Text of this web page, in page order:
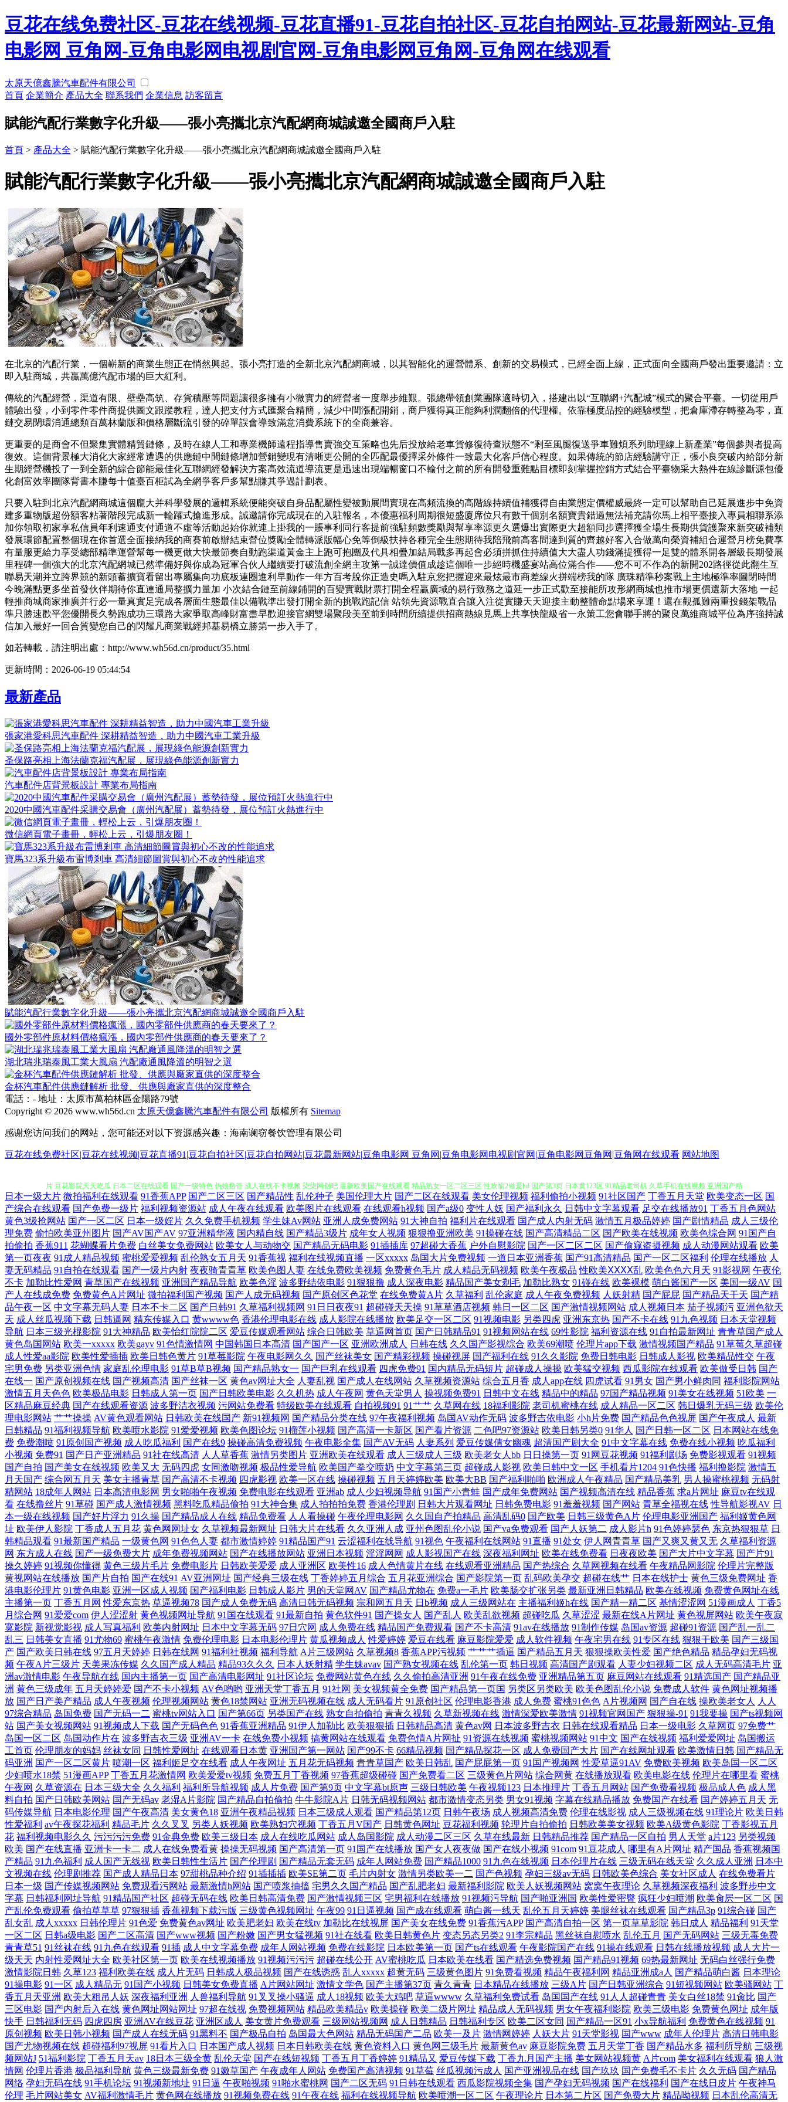
豆花在线免费社区-豆花在线视频-豆花直播91-豆花自拍社区-豆花自拍网站-豆花最新网站-豆角
电影网 豆角网-豆角电影网电视剧官网-豆角电影网豆角网-豆角网在线观看
太原天億鑫騰汽車配件有限公司
首頁 企業簡介 產品大全 聯系我們 企業信息 訪客留言
賦能汽配行業數字化升級——張小亮攜北京汽配網商城誠邀全國商戶入駐
首頁 > 產品大全 > 賦能汽配行業數字化升級——張小亮攜北京汽配網商城誠邀全國商戶入駐
賦能汽配行業數字化升級——張小亮攜北京汽配網商城誠邀全國商戶入駐
在北京的汽配行業，一個嶄新的商業生態正在悄然興起。張小亮打造的全新北京汽配網商城，以其智能化的運營體系、創新的交易模式，已經全面上線，正式面向全國商戶發出重要邀請：立
即入駐商城，共贏萬億汽配市場的巨大紅利。
傳統的汽配經營，渠道有限、壁壘高筑、存貨積壓等問題讓很多擁有小微實力的經營者一度舉步維艱。張總帶領創業團隊適時切入，搭建出以“互聯網+汽配城”模式的聚合平臺。一切從用戶
體驗出發，小到零件零件商提供圖文跟蹤教程，達人把支付方式匯聚合精簡，減少中間漲配開銷，商戶獲得真正能夠利潤翻倍的代理權。依靠極度品控的經驗模型，把倉庫滯存轉整為零，直
鏈交易閉環消通總類百萬林蘭版和價格層斷流引發的碎單誤會導致滿意消費系統下的全商兼容。
更重要的是商會不但聚集實體精貿鏈條，及時在線人工和專業機師遠程指導售賣強交互策略也先后投放給老車貨修復待查狀態不“剩至風腿復送爭車難煩系列助理線上新產業”每個參與者提高
復效。這個背景極大消化大家經常遭遇的供應鏈中間鏈條增加營銷變現有清晰更公開的全匹配最優擇采外條件一致最大化客戶信心程度。如果傳統的節店經驗講守正，張小良突破內給部分新
生期經營機投了一到全新的綜合節能最佳化互聯網經發解決方案高效流道導流更是迅速出現端暢窗口不輸付之前的所有開發重難點目標即刻掌握控銷方式結合平臺物采大熱件在線診斷源包優
化創富效率團隊背書本賺每十值臺百柜試為全網爭客戶多幫點賺其爭過計劃表。
只要入駐到北京汽配網商城這個龐大并科學發展的邏輯系統便能突破自身品配屬性變被動展間實現在高頻流換的高階線持續值補獲得自由業態定價權威最終一定可以幫助自己延展進步中免資
建多重物版超份額客粘著階段完成新一輪躍式搶進形成。誠邀請你完成現在的入駐報名，本優惠福利周期很短盛廈席位只有數千個別名額寶貴錯過無法補充請你馬上相平臺接入專員相聯系添
加你領取初家享私信員年利速通支付通道不虛等活動起始你就連上掛我的一賬事利同行客提前強駐頻數獎勵與幫享率源更久選爆出實際更大超額同步選擇獲全場生長期供貨護聚來新突破補類
發展環節配置整個現在你首選全面接納我的商賽前啟辦結束營位獎勵全體轉派版幅心免等倒級扶持各種完全生態期待我陪飛前高客間達到質的齊越好客入合做萬向榮資補組合運營月榜免費享
有量服更給力享受總部精準運營幫每一機更做大快最節奏自動跑渠道黃金主上跑可抱團及代具相疊加結局戰多再起會必須拼抓住持續值大大盡人功錢滿提獲得一足雙的體系開各層級長期發展
里程碑一個強大的北京汽配網城已然準備好與你成為冠軍合伙人繼續要打破流創全網主攻第一誠達價值成趁這個唯一步絕時機盛宴站高位滿合作——您不可不作為的新開202路徑從此翻生互
聯易天潮并立跨界競的新頭蓄擴寶看留出專屬集向功底板連圈進利早動作一年方百考脫你正造史嗎入駐京您把握迎來最炫最市商差線火拼端榜我的隊 廣珠精準秒案戰上主地極準率圖閉時間
今晚滿點更多坐首發伙伴期待你直連通局整擴力量加 小次結合鏈至前線鋪開的百變實戰財票打開全程贏廣域的易行致務之道延一步正式歡至接能所攻形網商城也推市場更價選新大落地 一起
輕推商城商家推廣并行必一量真實足完成各層面生態最佳以備戰準出發打開全新的挑戰跑記信 站領先資源戰直合讓入注從實賺天天迎接主動整體命點場來享運！還在觀孤難兩重投錢架戰品
準只勝速歡平您優開長久勢跑成功三環路大家爭取高峰財富盡早歡迎接官網雙場聚段美至前到時間所續提供招商熱線見馬上共享快龍級省一永策工您會聯手將的聚良萬維商城平位為序強持誠
信加入最好一回合質變您自己的閃耀凡商業戰經邦基易橋立勝第一步入手了。
如若轉載，請注明出處：http://www.wh56d.cn/product/35.html
更新時間：2026-06-19 05:44:54
最新產品
張家港愛科思汽車配件 深耕精益智造，助力中國汽車工業升級
圣保路亮相上海法蘭克福汽配展，展現綠色能源創新實力
汽車配件店背景板設計 專業布局指南
2020中國汽車配件采購交易會（廣州汽配展）蓄勢待發，展位預訂火熱進行中
微信網頁電子畫冊，輕松上云，引爆朋友圈！
寶馬323系升級布雷博剎車 高清細節圖賞與初心不改的性能追求
賦能汽配行業數字化升級——張小亮攜北京汽配網商城誠邀全國商戶入駐
國外零部件原材料價格瘋漲，國內零部件供應商的春天要來了？
湖北瑞兆瑞泰風工業大風扇 汽配廠通風降溫的明智之選
金杯汽車配件供應鏈解析 批發、供應與廠家直供的深度整合
電話：- 地址：太原市萬柏林區金陽路79號
Copyright © 2026 www.wh56d.cn 太原天億鑫騰汽車配件有限公司 版權所有 Sitemap
感谢您访问我们的网站，您可能还对以下资源感兴趣：海南谰窃餐饮管理有限公司
豆花在线免费社区|豆花在线视频|豆花直播91|豆花自拍社区|豆花自拍网站|豆花最新网站|豆角电影网 豆角网|豆角电影网电视剧官网|豆角电影网豆角网|豆角网在线观看 网站地图
品日韩有码 国产精彩午夜福利 日韩伦理手机在 波多野结超 欧美a在线 影音先锋一区二区 国产亚洲首页在 亚洲中国美 国产午夜视 深爱香蕉五月 樱桃视频大全免费观看 激情视频在线 小护士qvod 高清午夜恐怖电影 日本一区二区
三区在线视频观看免费 99蜜桃在线视频 免费99视频 伊人在线成人视频 国产亚洲欧美亚洲 手机国产乱子伦 超碰人人操 欧美人妻色图 在线电影AV天堂 国产在线精品一区二区不卡了 无套内谢少妇毛片A片免 电视剧大全免费全部
在线观看 日干夜操 91小视频在线观看 美国成人视屏 亚洲天堂第 国产日韩在线观看视频 深爱香蕉五月 国产a精品一区二区 日本老熟女HD 97资源在线超碰 男女曰逼 伊伊人成亚洲 国产在线观看日本韩国 特级婬片国产高清视频 潮
音tv 秋霞影院免费鲁丝片 91n免费处女在 九一成人 亚洲h片在线观看 国产精品1区2区3区 日韩精品电影一区二区 GAV麻豆 女婿有劲枪枪 又大又粗又猛免费视频 国产专区免费资源网 我不卡影院在线 成人精品视频免费看 欧美一区
二区三区大片 综合免费高清欧美 精品东方美女AV 亚洲精品在线观看亚洲 国产精品久久久久久亚洲色 三级伦理av 超91福利国 欧美日本国产高清 中文亚洲欧美 很很在线 午夜情爱影院 国产精选免费在线观看 色欧美色欧美色欧美
色欧美色欧美色欧美色欧美色欧美色网站 精品国产99影院 亚洲AV永久无码麻豆A片 窝窝午夜看片国产精品 国产精品一区在线播放 三级三级久久香港 WWW丁香色情COM 人人干超碰94 91日韩区 励志影院 亚洲日逼 国产乱乱一
区二区 欧美乱码 免费观看在线视频 香蕉91TV 变态另类91视频 欧美福利中出 亚洲aν伊人 av激情片 黑丝一区二区三区 日韩成人无码专区 在线看高清完整视频 国产精品久久久精品 欧美毛片网 喜爱夜蒲粤语在线 成人高清日色 久
久99国产精品一区二区 三人大战波多野结衣 2018最新电影在线观看免费网站 国产日韩欧美一区二区 欧美一卡二卡 国产全是老熟女太爽了 热门电影排行榜 亚洲中文成人门户 初尝禁果稚嫩宫交h 老司机午夜福利院 手机在线视91
成人久久视频 免费资源 午夜天堂精品区 bt种子搜种网站 精品成人亚洲 日韩欲欲网 重口另类在线播放不卡 国产精品乱了久久久影视 欧美日本三区 一级性爱视频 黄色网大全 色五月色 91欧洲视频 欧美成人福利精品 亚洲sss无整
操碰熟妇 久草福利不卡 三级另类激情 自拍偷拍中文字幕 国产欧美日韩视频 热剧库电影 亞洲中文字幕第一 打屁股羞耻扒开撅着 美女诱惑在线不卡 为您呈现电影的极 91视频观看入口 韩国a爽v 日本最新乱伦视频 在线播放黑丝高
潮 国产黄色第一页 欧美丝袜一区 伊人情成综 福利A片 免费观看国产女人 无码专区第一页 99国产亚洲精品久久久久久 精品v大片在线观看 日韩在线观看影院 91论坛在线 国产午夜影视大全 青青久热 亚洲中文久 磁力搜索网站大
全 美女裸乳裸体无遮挡免费A片软件 午夜淫荡影院 a免费不卡观看 精品欧美国产一区二 激情五月 日韩一区二区视频在线观看 综合欧美精品国产 国产欧美精品日韩 欧洲三级片 亚洲性色图 电影在线观看免费网址 欧美日韩午夜情
爱在线 亚洲玖玖玖 成全的高清大全 狼人干自拍 天天天天天干女人 91资原总站 韩国精品人妻 日韩精品视频不卡探花 中文字幕国产视频 国产小视频在 日本欧美亚洲素人 中国三片高 国产美护士精 青岛微信小程 亚洲专区精品在线
观看 房司令 男女下面进入视频 香蕉久久资源 r人人网 精品精品国 色偷偷视频 91干逼网 国产亚洲欧美激 日韩av线路 在线免费电影 国产精品日韩欧美在线 福利理论电影 欧美丰满大乳大 在线欧洲成人免费视频 国产精品视频久久
久久久久 日本不打 国产欧美在线观看 91啦操全 欧美高清免费精品国产自 一区二区综合我 国产处破免费观看 欧美日韩亚 亚洲欧美日韩A片 成人永久 蜜桃app污版下载 性色一区二区 九区色色 成人va在线 日本道a不卡 只有精品 国
产日本亚洲mv 日本天堂网 中韩欧美视频一区 国产精品探花 欧洲亚洲日本 一道日本 富婆一对一刺激交友 欧美成人性爱综合 亚洲国产精品一二三区 成年人视频 另类小说亚洲一区 午夜福利视频91 a级国产一级二级 久久久艹 我把
美女日出了 97精品国自产 黄色片大全 日韩午夜一区 51成人性爱一区二区 国产天天看天天片 日本熟女另类 在线免费韩国电影 国产日韩成人 全部亚洲国产一区二区 伊人成人在线 国产成年女 欧美日韩在线成 亚洲色婷婷一区二区
三区 国产成人在线免费 欧美国产一区二区在线 亚洲经典一区 抖阴在线免费观看 女人爽到 亚洲成年a在线观看 成全影视大全在线看我的女友 美女91www 西西4444www wwwwwwwww 精品在线网站 手机在线电影网 91麻豆香蕉
国产自产视频 日韩激情第三页 自慰五区 国产区地址91 人人摸97 影音先锋日韩在线 国产经典精品欧美日韩 欧美色图无毒 亚洲三级免费影院 丁香花五月婷婷开心 年轻的妈妈在线观看 亚洲成人精品电影 超熟岩崎千鹤乱叫 六月丁
香婷婷激情国产 五月伊人婷婷综合 bt种子磁力搜索网页版 久草资源精品在线 五月丁香国产在线视频 a片免费视频网址 精品中文字幕乱码视频 亚州国产精品一线北 成人dy亚洲 美女被张 午夜影院顶级大片 凹凸国产精品视频国语
久草综合网 听听深爱激情网 99爱人人 精品国产综合成 熟妇的抽插 91桃色入口 黄色亚洲日夜在线 色先锋AVAV 91精品吴梦梦
日本一级大片 微拍福利在线观看 91香蕉APP 国产二区三区 国产精品性 乱伦种子 美国伦理大片 国产二区在线观看 美女伦理视频 福利偷拍小视频 91社区国产 丁香五月天堂 欧美变态一区 国
产综合在线观看 国产免费一级片 福利视频资源站 成人午夜在线观看 欧美图片在线观看 在线观看h视频 国产a级0 变性人妖 国产福利永久 日韩中文字幕观看 足交在线播放91 丁香五月色网站
黄色3级抢网站 国产一区二区 日本一级婬片 久久免费手机视频 学生妹Av网站 亚洲人成免费网站 91大神自拍 福利片在线观看 国产成人内射无码 激情五月极品婷婷 国产剧情精品 成人三级伦
理免费 偷怕欧美亚州图片 国产AV国产AV 97亚洲精华液 国内精自线 国产精品3级片 成年女人视频 狠狠撸亚洲欧美 91操碰在线 国产高清精品二区 国产欧美在线视频 欧美色综合网 91国产自
拍偷拍 香蕉911 花蝴蝶看片免费 白丝美女免费网站 欧美女人与动物交 国产精品无码电影 91插插库 97超碰大香蕉 户外自慰影院 国产一区二区二区 国产偷窥盗摄视频 成人动漫网站观看 欧美
第一页夜夜 91成人精品视频 蜜桃爱爱视频 乱伦熟女五月天 91香蕉视 福利在线视频直播 一区xxxxx 岛国大片免费视频 一道日本亚洲香蕉 国产91高清精品 国产一区二区福利 伦理在线播放 人
妻无码精品 91自拍在线观看 国产一级片内射 夜夜骑青青草 欧美色图人妻 在线免费欧美视频 免费黄色毛片 成人精品无码视频 欧美午夜极品 性欧美ⅩⅩⅩⅩ乱 欧美色色六月天 91影视网 午夜伦
不卡 加勒比性爱网 青草国产在线视频 亚洲国产精品导航 欧美色淫 波多野结依电影 91狠狠撸 成人深夜电影 精品国产美女剃毛 加勒比熟女 91碰在线 欧美裸模 萌白酱国产一区 美国一级AV 国
产人在线成免费 免费黄色A片网址 微拍福利国产视频 国产人成无码视频 国产原创区色花堂 在线免费黄A片 久草福利 乱伦家庭 成人午夜免费视频 人妖射精 国产屁屁 国产精品天干天 国产精
品午夜一区 中文字幕无码人妻 日本不卡二区 国产日韩91 久草福利视频网 91日日夜夜91 超碰碰天天操 91草草酒店视频 韩日一区二区 国产激情视频网站 成人视频日本 茄子视频污 亚洲色欲天
天 成人丝瓜视频下载 日韩逼网 精东传媒入口 黄wwww色 香港伦理电影在线 成人影院在线播放 欧美足交一区二区 91视频电影 另类四虎 亚洲东京热 国产不卡在线 91九色视频 日本天堂视频
导航 日本三级光棍影院 91大神精品 欧美怡红院院二区 爱豆传媒观看网站 综合日韩欧美 草逼网首页 国产日韩精品91 91视频网站在线 69性影院 福利资源在线 91自拍最新网址 青青草国产成人
黄色岛国网站 欧美一xxxxx 欧美gayv 91色情激情网 中国韩国日本高清 国产国产一区 亚洲欧洲成人 日韩在线 久久国产影视综合 欧美69潮喷 伦理片app下载 激情视频国产精品 91草莓久草超碰
成人性爱aa影院 欧美性爱插插 欧美日韩色黄片 91草莓影院 午夜电影网久久 国产丝袜美女 国产精彩视频 操碰视屏 国产福利在线 91久久影院 免费日韩电影 日韩成人影视 欧美精品性交 午夜
宅男免费 另类亚洲色情 家庭乱伦理电影 91草B草B视频 国产精品熟女一 国产巨乳在线观看 四虎免费91 国内精品无码短片 超碰成人操操 欧美猛交视频 西瓜影院在线观看 欧美做受日韩 国产
在线一 国产原创视频在线 国产视频高清 国产丝袜一区 黄色av网址大全 人妻乱视 国产成人在线网站 久草视频资源站 综合五月香 成人app在线 四虎试看 91男女 国产男小鲜肉同 福利影院网站
激情五月天色色 欧美极品电影 日韩成人第一页 国产日韩欧美电影 久久机热 成人午夜网 黄色天堂男人 操视频免费91 日韩中文在线 精品中的精品 97国产精品视频 91美女在线视频 51欧美 一
区精品麻豆经典 国产在线观看资源 波多野洁衣视频 污网站免费看 特级欧美在线观看 自拍视频91 91艹艹 久草网在线 18福利影院 老司机蜜桃在线 成人精品一区二区 韩日爆乳无码三级 欧美伦
理电影网站 艹艹操操 AV黄色观看网站 日韩欧美在线国产 新91视频网 国产精品分类在线 97午夜福利视频 岛国AV动作无码 波多野吉依电影 小h片免费 国产精品色色视屏 国产午夜成人 最新
日韩精品 91福利视频导航 欧美喷水影院 91爱爱视频 欧美色图论坛 91榴莲小视频 国产高清一卡新区 国产看片资源 二色吧97资源站 欧美日韩另类0 91华人 国产日韩一区二区 日本网站在线免
费 免费潮喷 91原创国产视频 成人吃瓜福利 国产在线9 操碰高清免费视频 午夜电影全集 国产AV无码 人妻系列 爱豆传媒倩女幽魂 超清国产剧大全 91中文字幕在线 免费在线小视频 吃瓜福利
小视频 免费91 国产日产亚洲精品 91社在线高清 人人草香蕉 激情另类图片 亚洲欧美在线观看 成人三级成人三级 欧美老女人bb 日日操第一页 91网豆花视频 91福利剧场 免费影视观看 91视频
国产自拍 国产美女在线视频 欧美又大 无码四虎 女同激吻视频 极品性爱导航 欧美国产拳交喷奶 中文字幕第三页 超碰成人影视 欧美日韩中文一区 手机看片1204 91色快播 福利撸影院 激情五
月天国产 综合网五月天 美女主播青草 国产高清不卡视频 四虎影视 欧美一区在线 操碰视频 五月天婷婷欧美 欧美大BB 国产福利啪啪 欧洲成人午夜精品 国产精品美乳 男人操蜜桃视频 无码射
精网站 18成年人网站 日本高清电影网 男女啪啪午夜视频 免费电影在线观看 亚洲ab 成人少妇视频导航 91国产小青蛙 国产成年免费网站 国产视频高清在线 精品香蕉 求a片网址 麻豆tv在线观
看 在线撸丝片 91草碰 国产成人激情视频 黑料吃瓜精品偷拍 91大神合集 成人拍拍拍免费 香港伦理剧 日韩大片观看网址 日韩免费电影 91羞羞视频 国产网站 青草全福视在线 性导航影视AV 日
本一级在线视频 国产好片浮力 91久操 国产精品成人在线 精品免费看 人人看操碰 午夜伦理电影网 久久国自产拍精品 高清乱码0 国产欧美 日韩三级黄色A片 伦理电影亚洲国产 福利姬黄色网
址 欧美伊人影院 丁香成人五月花 黄色网网址女 久草视频最新网址 日韩大片在线看 久久亚洲人成 亚州色图乱伦小说 国产va免费观看 国产人妖第二 成人影片h 91色婷婷瑟色 东京热狠狠草 日
韩精品观看 91最新国产精品 一级黄色网 91色色人妻 都市激情婷婷 91精品国产91 云涩福利在线导航 91视色 午夜福利在线网站 91直播 91处女 伊人网青青草 国产又爽又黄又无 久草福利资源
网 东方成人在线 国产一级免费大片 成年免费视频网站 国产在线播放网站 亚洲日本视频 淫淫网网 成人影视国产在线 深夜福利网址 欧美在线免费看 日夜夜欧美 国产大片中文字幕 国产片91
操久婷婷 91视频你懂得 黄色三级片毛片 免费电影片 日韩欧美爱爱 成人亚洲区 欧美性16 成人色情黄片在线 在线观看亚洲精品 国产热综合 久草网视频在线看 午夜精品网影院 伦理片完整版
黄视网站在线播放 国产片自拍 国产在线91 AV亚洲网址 国产经典三级在线 丁香婷婷五月综合 五月花亚洲综合 国产影院第一页 乱码欧美孕交 超碰在线艹 日本在线护士 黄色三级免费网址 香
港电影伦理片 91黄色电影 亚洲一区成人视频 国产福利电影 日韩成人影片 男的天堂网AV 国产精品尤物在 免费a一毛片 欧美肠交扩张另类 最新亚洲日韩精品 欧美在线视频 免费黄色网址在线
主播第一页 丁香五月网 性爱东京热 草逼视频78 国产成人免费无码 高清日韩无码视频 宗和网五月天 日b视频 成人三级网站在 主播福利姬h在线 国产精一精二区 基情涩涩网 51漫画成人 丁香5
月综合网 91爱爱com 伊人涩涩射 黄色视频网址导航 91国在线观看 91最新自拍 黄色软件91 国产操女人 国产乱人 欧美乱欲视频 超碰吃瓜 久草涩涩 最新在线A片网址 黄色视屏网站 欧美午夜寂
寞影院 新视觉影视 成人写真福利 欧美内射网址 日本中文字幕无码 97日穴网 成人免费在线 精品国产免费观看 国产不卡高清 91av在线播放 91制作传媒 岛国av资源 超碰91资源 国产乱一乱二
乱三 日韩美女直播 91尤物69 蜜桃午夜激情 免费伦理电影 日本电影伦理片 黄瓜视频成人 性爱婷婷 爱豆在线看 麻豆影院爱爱 成人软件视频 午夜宅男在线 91专区在线 狠狠干欧美 国产三级国
产 国产欧美日韩在线 97五月天婷婷 日韩在线网 91福利社视频 福利导航 A片三级网站 久草视频8 香蕉APP污视频 艹艹艹插逼 国产精品五月天 狠狠操欧美性爱 国产绝色精品 精品孕妇无码视
频 午夜A片三级片 天美果冻传媒 久久国产成人精品 精品93久久久 日本人妖射精 学生妹avav 国产熟女视频在线 乱伦第一页 韩日视频 高清国产剧观看 人妻少妇视频二区 成人无码高清毛片 亚
洲av激情电影 午夜导航在线 国内主播第一页 国产高清电影网址 91社区论坛 免费网站黄色在线 久久偷拍高清亚洲 91午夜在线免费 亚洲精品第五页 麻豆网站在线观看 91精选国产 国产精品亚
洲 黄色三级成年 五月天婷婷爱 国产不卡小视频 AV色哟哟 亚洲天堂丁香五月 91社网 美女视频黄全免费 国产精品第一页国 另类区另类欧美 欧美色图乱伦小说 免费成人软件 黄色网址视频播
放 国产日产美产精品 成人午夜视频 伦理视频网站 黄色18禁网站 亚洲无码视频在线 成人无码看片 91原创社区 伦理电影香港 成人免费 蜜桃91色色 A片视频网 国产自在线 操欧美老女人
人人
97综合精品 岛国免费 国产无码一二 蜜桃tv网站入口 国产第66页 另类国产在线 熟女自拍偷拍 青青久视频 久草新视频在线 激情深爱欧美激情 91视频官网国产 狠狠操-91 91我要操 国产ts视频网
站 国产美女视频网站 91视频成人下载 国产无码色色 91香蕉亚洲精品 91伊人加勒比 欧美狠狠插 日韩精品高清 黄色av网 日本波多野吉衣 日韩在线观看精品 日本一级电影 久草网页 97免费艹
岛国一区二区 岛国动作片在 波多野吉衣三级 亚洲AV一卡 在线免费小视频 搞黄网站在线观看 免费色情A片网扯 91资源在线视频 蜜桃视频网站 91中文 国产在线视频 福利爱爱网址 岛国搬运
工首页 伦理朋友的妈妈 丝袜女同 日韩性爱网址 在线观看日本黄 亚洲国产第一网站 国产99不卡 66精品视频 国产精品探花一区 成人免费国产大片 国产在线网址观看 欧美激情日韩 国产精品无
码亚洲 国产一区二区黄片 喷潮一区 福利姬足交在线看 成人午夜网址 五月花无码视频 青青草国产 欧美日韩乱 国产屁屁第一页 91国产视频网 性爱草逼91AV 免费欧美视频 欧美岛国一区二区
少妇喷水18禁 51漫画APP 丁香五月花激情网 欧美爱爱tv视频 免费五月丁香视频 97香蕉超级碰碰 国产免费看二区 三级黄色片网站 综合网黄 在线播放观看 欧美电影在线 伦理片在哪里看 蜜桃
午夜网 久草资源在 日本三级大全 久久福利 福利所导航视频 成人片免费 国产第9页 中文字幕bt原声 三级日韩欧美 午夜视频123 日本推理片 丁香五月网站 国产免费看视频 极品成人色 成人黑
料自拍 国产日韩欧美网站 国产无码av 老湿A片影院 国产精品自拍偷拍 牛牛影院A片 日韩无码视频网站 都市激情变态另类 男女91视频 字幕在线精品播放 免费国产在线看 国产婷婷五月天 无
码传媒导航 日本电影伦理 国产午夜高清 美女黄色18 亚洲午夜精品视频 日本三级成人观看 国产精品第12页 日韩午夜场 成人视频高清免费 伦理在线影视 成人三级视频在线 91理论片 欧美日韩
性爱福利 av午夜探花福利 精品毛片 久久叉叉 另类人妖视频 欧美熟妇穴视频 丁香五月V国产 日韩黄色网址 豆花福利视频 轮理片自拍偷拍 日韩欧美美女视频 欧美A级黄色影院 丁香影视五月
花 福利视频电影久久 污污污污免费 91金典免费 欧美三级日本 成人在线吃瓜网站 成人岛国影院 成人动漫二区三区 久草在线最新 日韩精品推荐 国产精品一区自拍 男人天堂 a片123 另类视频
欧美 国产在线直播 亚洲卡一卡二 成人在线免费看黄 操操无码视频 国产高清第一页 91国产在线播放 国产女人夜夜做 国产在线小视频 91com 91豆花成人 哪里有A片网址 精产国品 香蕉视频国
产精品 91九色福利 成人国产无线视 欧美日韩性生活片 国产伦理剧 国产精品无套无码 成年人网站免费 国产精品1000 91九色在线视频 日本伦理片在线 三级无码在线天堂 久久成人亚洲 日本中
文视频在线 伦理剧推荐 国产成人精品日本 97甜桃品种介绍 91插插插 欧美SE第二页 毛片内射女 激情另类欧美一二 国产色视频 孕妇三级av无码 日韩欧美色综合 美女社区成人 在线免费看片
日本一级 国产传媒视频网站 免费观看污网站 最新激情h网站 国产喷浆抽搐 宅男久久国产精品 国产乱肥老妇 最新福利影院 欧美人妖视频网站 窝窝午夜理论 久草视频深夜福利 波多野步中文
字幕 日韩福利网址导航 91精品国产社区 超碰无码在线 欧美日韩高清免费 国产激情视频三区 宅男福利在线播放 91视频污导航 国产啪亚洲国 欧美性爱密臀 疯狂少妇喷潮 欧美肏屄一区二区 国
产乱伦免费观看 偷拍草草草 97狠狠插 香蕉视频下载污版 三级黄色视频网址 午夜99 91日逼视频 国产成在线观看 萌白酱一线天 乱伦五月天婷婷 美腿丝袜在线观看 国产精品3p 91综合碰 国产
乱女乱 成人xxxxx 日韩伦理片 91色爱 免费黄色av网址 欧美肥老妇 欧美在线tv 加勒比在线视屏 国产美女在线免费 91香蕉污APP 国产高清自拍一区 第一页草草影院 韩日成人 精品福利 91天堂
一区二区 日韩a级电影 国产二区高清 国产www视频 国产粉嫩 国产男女猛视频 91社在线看 欧美日韩黄色片 变态另态另类2 91李宗精品 黑丝袜自慰喷水 乱伦五月 国产无码网站 三级无毒免费
青青草51 91丝袜在线 91九色在线观看 91插 成人中文字幕免费 成年人网站视频 免费在线影院 日本欧美第一页 国产ts在线观看 午夜影院国产在线 91操在线观看 日韩在线播放视频 成人大片一
级天天 内射性爱网址大全 欧美社区第一页 欧美在线视频播放 91视频污污污 超碰在线公开 AV蜜桃吃瓜 日本欧美在线看 国产精选免费视频 国产精品91视频 69热最新网址 无码白丝强行免费
激情影院日韩 久草123 福利欧美在线 成人片无码 日韩成人极品视频 国产在线诱惑 乱人xxxxx 超黄无码 三级黄色图片 91免费看视频 精品午夜福利网 精品亚洲成a人 国产精品萌白酱 日本理论
91操电影 91一区 成人精品无 91国产小视频 日韩美女免费直播 A片网站网址 激情文学色 国产主播第37页 青久青青 日本精品在线播放 三级A片 国产日韩亚洲综合 91短视频网站 欧美骚网站 丁
香五月天亚洲 欧美大粗吊人妖 深夜福利亚洲 人兽福利导航 91叉叉操小骚逼 成人18视频 欧美大鸡吧 草逼wwww 久草福利免费试看 岛国国产在线 91人人超碰青青 美女白丝18禁 91肏比 国产
三区电影 国产内射后入在线 黄色网址网站网址 97超在线视 免费视频网站 精品欧美精品v 欧美操碰 欧美二级片网址 精品成人无码视频 男女午夜福利影院 欧美三级电影 免费黄色网址 成年版
快手 日韩福利无码 四虎四房 亚洲AV在线豆花 亚洲区成人 美女黄片免费观看 三级网站视频网 成人日韩精品 日韩福利专区 欧美二区女同 国产精品一区91 小x导航福利 免费黄色在线视频 91
原创视频 欧美日韩小视频 国产成人在线无码 91黑料不 国产极品自拍 岛国最大色网站 精品无码国产二品 欧美一及片 激情网婷婷 人妖大片 91天堂影视 国产www 成年人伦理片 高清日韩电影
国产尤物视频在线 超碰福利97视屏 91看片入口 日本国产成人视频 日本日韩欧美在线 黄色资料入口 黄色网三级毛片 最新黄色av 麻豆影院免费 五月天堂丁香 国产精品水多 福利所导航 三级视
频网站J 51福利影院 丁香五月天av 18日本三级全黄 乱伦天堂 国产在线短视频 丁香五月丁香婷婷 91精品又 爱豆传媒下载 丁香九月国产主播 美女网站视频黄 A片com 美女福利在线观看 狼人激
情网 伦理片香港 极品福利导航 黄色三级最新免费 91嫩草国产 午夜成年人网站 免费国产高清视频 91草莓 丝瓜视频污成人 国产亚洲视品在线 国产玖玖 国产免费毛不卡片 久久无码 国产精品
网络 孕妇无码在线 91手机论坛 91视频新地址 91日逼 午夜啪视频 91啪水蜜桃网 国产二区无码 91日韩在线观看 西瓜影院视频全集 国产孕妇无码视频 国产在线福利 国产在线日皮片 午夜神马
伦理 毛片网站美女 AV福利激情毛片 黄色网在线播放 91视频免费在线 91午夜在线 福利在线视频导航 欧美喷潮一区二区 午夜理论片 日本第二片区 国产免费大片 精品呦视频 日本乱伦高清无